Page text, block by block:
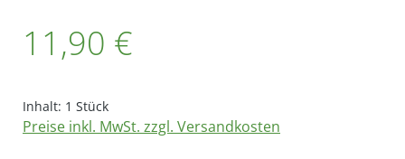
11,90 €
Inhalt: 1 Stück
Preise inkl. MwSt. zzgl. Versandkosten